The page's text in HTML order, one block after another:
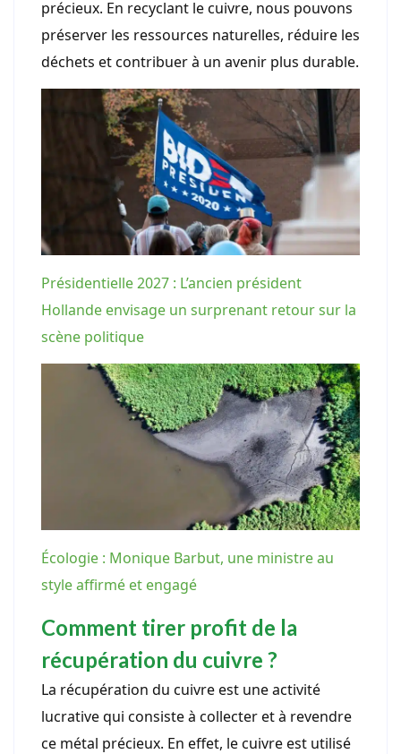
précieux. En recyclant le cuivre, nous pouvons
préserver les ressources naturelles, réduire les
déchets et contribuer à un avenir plus durable.
Présidentielle 2027 : L’ancien président
Hollande envisage un surprenant retour sur la
scène politique
Écologie : Monique Barbut, une ministre au
style affirmé et engagé
Comment tirer profit de la
récupération du cuivre ?
La récupération du cuivre est une activité
lucrative qui consiste à collecter et à revendre
ce métal précieux. En effet, le cuivre est utilisé